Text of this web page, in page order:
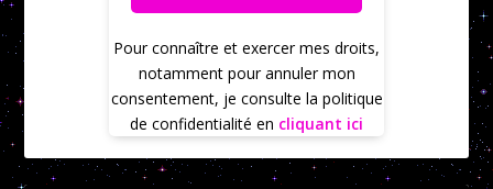
Pour connaître et exercer mes droits,
notamment pour annuler mon
consentement, je consulte la politique
de confidentialité en cliquant ici